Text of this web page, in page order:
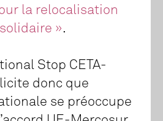
la relocalisation
».
Stop CETA-
donc que
se préoccupe